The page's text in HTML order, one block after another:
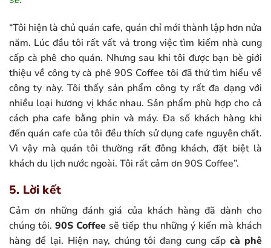
“Tôi hiện là chủ quán cafe, quán chỉ mới thành lập hơn nửa
năm. Lúc đầu tôi rất vất vả trong việc tìm kiếm nhà cung
cấp cà phê cho quán. Nhưng sau khi tôi được bạn bè giới
thiệu về công ty cà phê 90S Coffee tôi đã thử tìm hiểu về
công ty này. Tôi thấy sản phẩm công ty rất đa dạng với
nhiều loại hương vị khác nhau. Sản phẩm phù hợp cho cả
cách pha cafe bằng phin và máy. Đa số khách hàng khi
đến quán cafe của tôi đều thích sử dụng cafe nguyên chất.
Vì vậy mà quán tôi thường rất đông khách, đặt biệt là
khách du lịch nước ngoài. Tôi rất cảm ơn 90S Coffee”.
5. Lời kết
Cảm ơn những đánh giá của khách hàng đã dành cho
chúng tôi.90S Coffee sẽ tiếp thu những ý kiến mà khách
hàng để lại. Hiện nay, chúng tôi đang cung cấpcà phê